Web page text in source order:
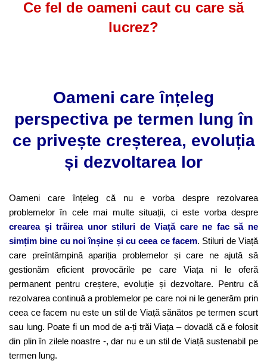
Ce fel de oameni caut cu care să
lucrez?
Oameni care înțeleg
perspectiva pe termen lung în
ce privește creșterea, evoluția
și dezvoltarea lor
Oameni care înțeleg că nu e vorba despre rezolvarea
problemelor în cele mai multe situații, ci este vorba despre
crearea și trăirea unor stiluri de Viață care ne fac să ne
simțim bine cu noi înșine și cu ceea ce facem. Stiluri de Viață
care preîntâmpină apariția problemelor și care ne ajută să
gestionăm eficient provocările pe care Viața ni le oferă
permanent pentru creștere, evoluție și dezvoltare. Pentru că
rezolvarea continuă a problemelor pe care noi ni le generăm prin
ceea ce facem nu este un stil de Viață sănătos pe termen scurt
sau lung. Poate fi un mod de a-ți trăi Viața – dovadă că e folosit
din plin în zilele noastre -, dar nu e un stil de Viață sustenabil pe
termen lung.